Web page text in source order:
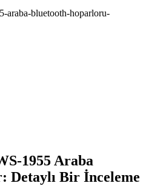
araba-bluetooth-hoparloru-
1955 Araba
Detaylı Bir İnceleme